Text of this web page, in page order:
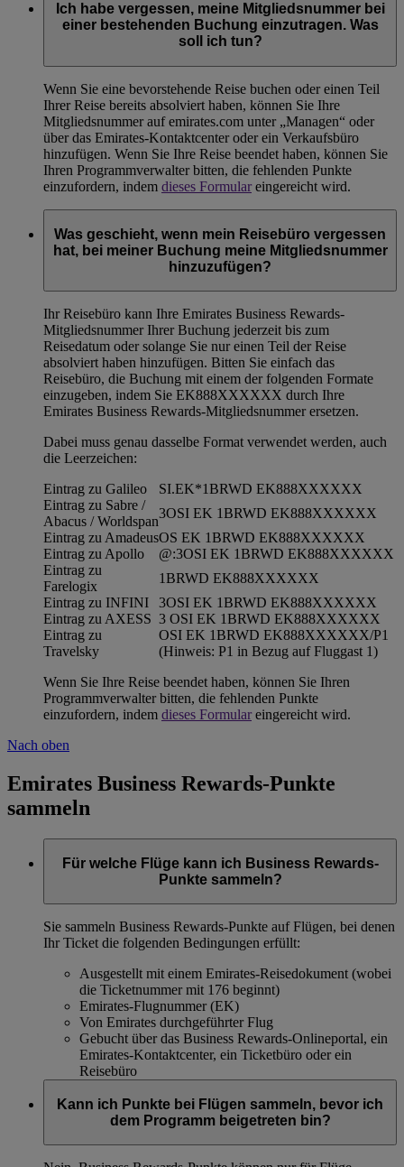
Ich habe vergessen, meine Mitgliedsnummer bei
einer bestehenden Buchung einzutragen. Was
soll ich tun?
Wenn Sie eine bevorstehende Reise buchen oder einen Teil
Ihrer Reise bereits absolviert haben, können Sie Ihre
Mitgliedsnummer auf emirates.com unter „Managen“ oder
über das Emirates-Kontaktcenter oder ein Verkaufsbüro
hinzufügen. Wenn Sie Ihre Reise beendet haben, können Sie
Ihren Programmverwalter bitten, die fehlenden Punkte
einzufordern, indem dieses Formular eingereicht wird.
Was geschieht, wenn mein Reisebüro vergessen
hat, bei meiner Buchung meine Mitgliedsnummer
hinzuzufügen?
Ihr Reisebüro kann Ihre Emirates Business Rewards-
Mitgliedsnummer Ihrer Buchung jederzeit bis zum
Reisedatum oder solange Sie nur einen Teil der Reise
absolviert haben hinzufügen. Bitten Sie einfach das
Reisebüro, die Buchung mit einem der folgenden Formate
einzugeben, indem Sie EK888XXXXXX durch Ihre
Emirates Business Rewards-Mitgliedsnummer ersetzen.
Dabei muss genau dasselbe Format verwendet werden, auch
die Leerzeichen:
Eintrag zu Galileo
SI.EK*1BRWD EK888XXXXXX
Eintrag zu Sabre /
Abacus / Worldspan
3OSI EK 1BRWD EK888XXXXXX
Eintrag zu AmadeusOS EK 1BRWD EK888XXXXXX
Eintrag zu Apollo
@:3OSI EK 1BRWD EK888XXXXXX
Eintrag zu
Farelogix
1BRWD EK888XXXXXX
Eintrag zu INFINI
3OSI EK 1BRWD EK888XXXXXX
Eintrag zu AXESS 3 OSI EK 1BRWD EK888XXXXXX
Eintrag zu
Travelsky
OSI EK 1BRWD EK888XXXXXX/P1
(Hinweis: P1 in Bezug auf Fluggast 1)
Wenn Sie Ihre Reise beendet haben, können Sie Ihren
Programmverwalter bitten, die fehlenden Punkte
einzufordern, indem dieses Formular eingereicht wird.
Nach oben
Emirates Business Rewards-Punkte
sammeln
Für welche Flüge kann ich Business Rewards-
Punkte sammeln?
Sie sammeln Business Rewards-Punkte auf Flügen, bei denen
Ihr Ticket die folgenden Bedingungen erfüllt:
Ausgestellt mit einem Emirates-Reisedokument (wobei
die Ticketnummer mit 176 beginnt)
Emirates-Flugnummer (EK)
Von Emirates durchgeführter Flug
Gebucht über das Business Rewards-Onlineportal, ein
Emirates-Kontaktcenter, ein Ticketbüro oder ein
Reisebüro
Kann ich Punkte bei Flügen sammeln, bevor ich
dem Programm beigetreten bin?